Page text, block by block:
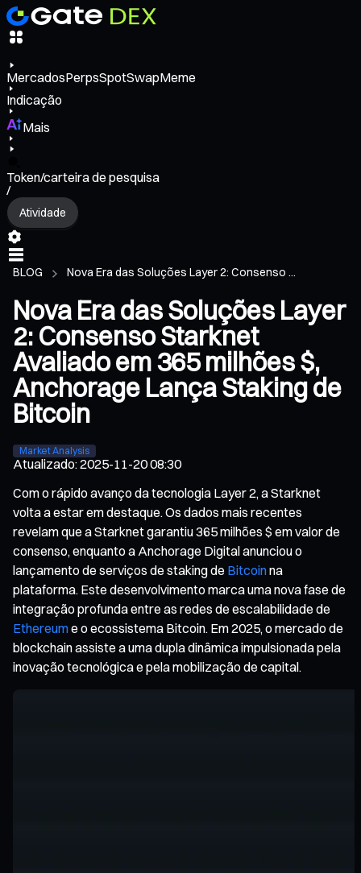
MercadosPerpsSpotSwapMeme
Indicação
Mais
Token/carteira de pesquisa
/
Atividade
BLOG Nova Era das Soluções Layer 2: Consenso ...
Nova Era das Soluções Layer
2: Consenso Starknet
Avaliado em 365 milhões $,
Anchorage Lança Staking de
Bitcoin
Market Analysis
Atualizado:2025-11-20 08:30
Com o rápido avanço da tecnologia Layer 2, a Starknet
volta a estar em destaque. Os dados mais recentes
revelam que a Starknet garantiu 365 milhões $ em valor de
consenso, enquanto a Anchorage Digital anunciou o
lançamento de serviços de staking de Bitcoinna
plataforma. Este desenvolvimento marca uma nova fase de
integração profunda entre as redes de escalabilidade de
Ethereume o ecossistema Bitcoin. Em 2025, o mercado de
blockchain assiste a uma dupla dinâmica impulsionada pela
inovação tecnológica e pela mobilização de capital.